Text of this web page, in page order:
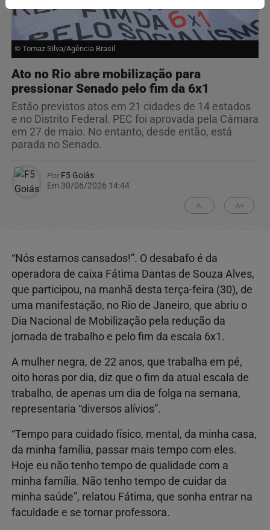
© Tomaz Silva/Agência Brasil
Ato no Rio abre mobilização para
pressionar Senado pelo fim da 6x1
Estão previstos atos em 21 cidades de 14 estados
e no Distrito Federal. PEC foi aprovada pela Câmara
em 27 de maio. No entanto, desde então, está
parada no Senado.
PorF5 Goiás
Em 30/06/2026 14:44
A- A+
“Nós estamos cansados!”. O desabafo é da
operadora de caixa Fátima Dantas de Souza Alves,
que participou, na manhã desta terça-feira (30), de
uma manifestação, no Rio de Janeiro, que abriu o
Dia Nacional de Mobilização pela redução da
jornada de trabalho e pelo fim da escala 6x1.
A mulher negra, de 22 anos, que trabalha em pé,
oito horas por dia, diz que o fim da atual escala de
trabalho, de apenas um dia de folga na semana,
representaria “diversos alívios”.
“Tempo para cuidado físico, mental, da minha casa,
da minha família, passar mais tempo com eles.
Hoje eu não tenho tempo de qualidade com a
minha família. Não tenho tempo de cuidar da
minha saúde”, relatou Fátima, que sonha entrar na
faculdade e se tornar professora.